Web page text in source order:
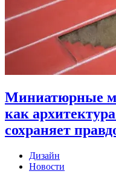
Миниатюрные
как
сохраняет
Дизайн
Новости